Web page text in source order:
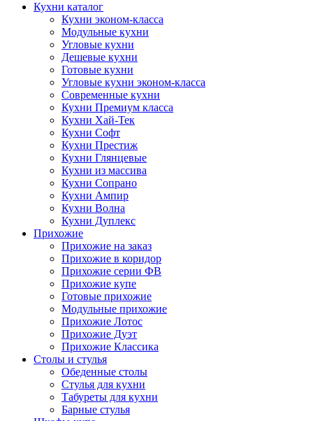
Кухни каталог
Кухни эконом-класса
Модульные кухни
Угловые кухни
Дешевые кухни
Готовые кухни
Угловые кухни эконом-класса
Современные кухни
Кухни Премиум класса
Кухни Хай-Тек
Кухни Софт
Кухни Престиж
Кухни Глянцевые
Кухни из массива
Кухни Сопрано
Кухни Ампир
Кухни Волна
Кухни Дуплекс
Прихожие
Прихожие на заказ
Прихожие в коридор
Прихожие серии ФВ
Прихожие купе
Готовые прихожие
Модульные прихожие
Прихожие Лотос
Прихожие Дуэт
Прихожие Классика
Столы и стулья
Обеденные столы
Стулья для кухни
Табуреты для кухни
Барные стулья